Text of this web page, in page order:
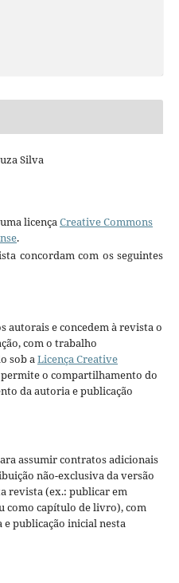
Silva
licença Creative Commons
.
concordam com os seguintes
autorais e concedem à revista o
com o trabalho
sob a Licença Creative
o compartilhamento do
da autoria e publicação
assumir contratos adicionais
não-exclusiva da versão
revista (ex.: publicar em
capítulo de livro), com
publicação inicial nesta